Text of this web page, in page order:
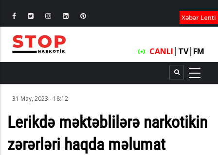
Xəbər Lenti
CANLI TV┃ FM
31 May, 2023 - 18:12
Lerikdə məktəblilərə narkotikin
zərərləri haqda məlumat